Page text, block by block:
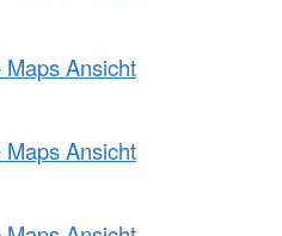
Ansicht
Ansicht